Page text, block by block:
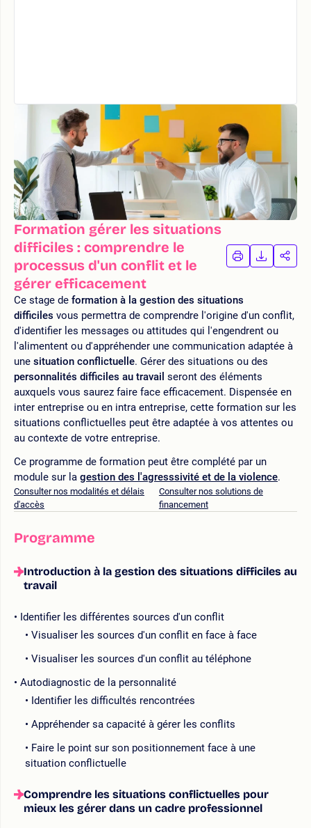
Formation gérer les situations
difficiles : comprendre le
processus d'un conflit et le
gérer efficacement
IMPRIMER
LA
LA
Ce stage de formation à la gestion des situations
difficiles vous permettra de comprendre l'origine d'un conflit,
d'identifier les messages ou attitudes qui l'engendrent ou
l'alimentent ou d'appréhender une communication adaptée à
une situation conflictuelle. Gérer des situations ou des
personnalités difficiles au travail seront des éléments
auxquels vous saurez faire face efficacement. Dispensée en
inter entreprise ou en intra entreprise, cette formation sur les
situations conflictuelles peut être adaptée à vos attentes ou
au contexte de votre entreprise.
Ce programme de formation peut être complété par un
module sur la gestion des l'agresssivité et de la violence.
Consulter nos modalités et délais
d'accès
Consulter nos solutions de
financement
Programme
Introduction à la gestion des situations difficiles au
travail
Identifier les différentes sources d'un conflit
Visualiser les sources d'un conflit en face à face
Visualiser les sources d'un conflit au téléphone
Autodiagnostic de la personnalité
Identifier les difficultés rencontrées
Appréhender sa capacité à gérer les conflits
Faire le point sur son positionnement face à une
situation conflictuelle
Comprendre les situations conflictuelles pour
mieux les gérer dans un cadre professionnel